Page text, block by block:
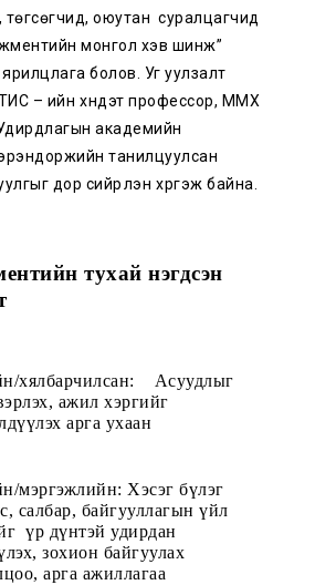
оюутан суралцагчид
монгол хэв шинж”
болов. Уг уулзалт
– ийн хүндэт профессор, ММХ
Удирдлагын академийн
танилцуулсан
дор сийрүүлэн хүргэж байна.
тухай нэгдсэн
хялбарчилсан:    Асуудлыг
ажил хэргийг
арга ухаан
мэргэжлийн: Хэсэг бүлэг
салбар, байгууллагын үйл
үр дүнтэй удирдан
зохион байгуулах
арга ажиллагаа